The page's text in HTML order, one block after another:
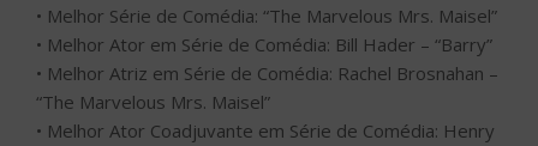
• Melhor Série de Comédia: “The Marvelous Mrs. Maisel”
• Melhor Ator em Série de Comédia: Bill Hader – “Barry”
• Melhor Atriz em Série de Comédia: Rachel Brosnahan –
“The Marvelous Mrs. Maisel”
• Melhor Ator Coadjuvante em Série de Comédia: Henry